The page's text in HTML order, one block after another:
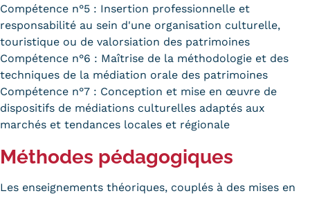
Compétence n°5 : Insertion professionnelle et
responsabilité au sein d'une organisation culturelle,
touristique ou de valorsiation des patrimoines
Compétence n°6 : Maîtrise de la méthodologie et des
techniques de la médiation orale des patrimoines
Compétence n°7 : Conception et mise en œuvre de
dispositifs de médiations culturelles adaptés aux
marchés et tendances locales et régionale
Méthodes pédagogiques
Les enseignements théoriques, couplés à des mises en